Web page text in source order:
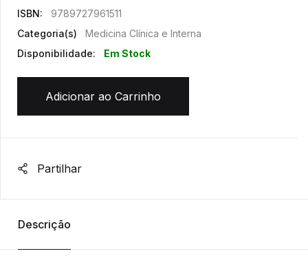
ISBN:
9789727961511
Categoria(s)
Medicina Clínica e Interna
Disponibilidade:
Em Stock
Adicionar ao Carrinho
Partilhar
Descrição